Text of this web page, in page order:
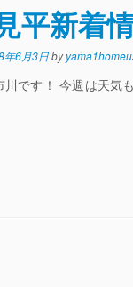
平新着
年6月3日by
です！ 今週は天気